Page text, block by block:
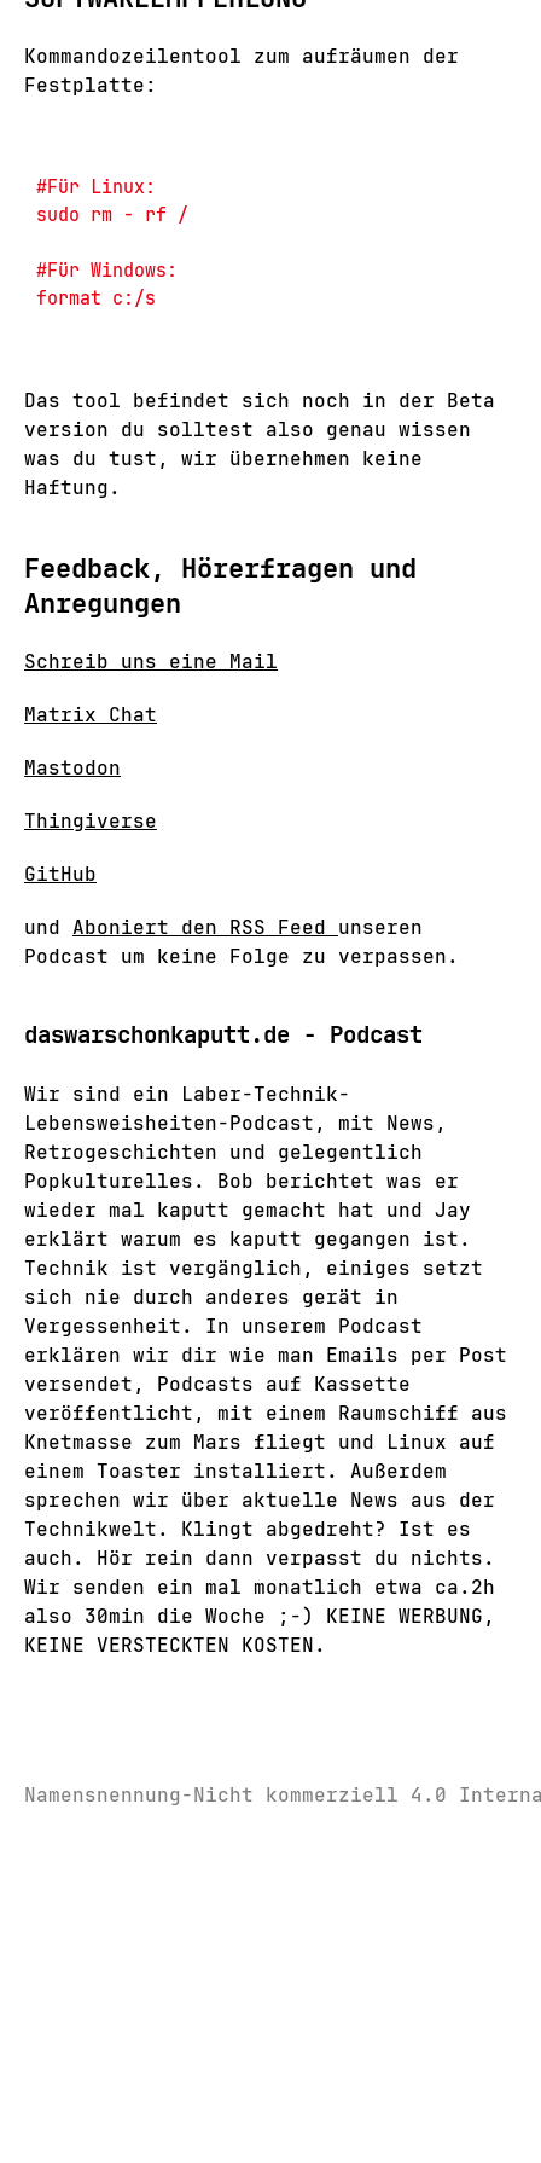
Kommandozeilentool zum aufräumen der
Festplatte:
#Für Linux:
sudo rm - rf /
#Für Windows:
Das tool befindet sich noch in der Beta
version du solltest also genau wissen
was du tust, wir übernehmen keine
Haftung.
Feedback, Hörerfragen und
Anregungen
Schreib uns eine Mail
Matrix Chat
Mastodon
Thingiverse
GitHub
und Aboniert den RSS Feed unseren
Podcast um keine Folge zu verpassen.
daswarschonkaputt.de - Podcast
Wir sind ein Laber-Technik-
Lebensweisheiten-Podcast, mit News,
Retrogeschichten und gelegentlich
Popkulturelles. Bob berichtet was er
wieder mal kaputt gemacht hat und Jay
erklärt warum es kaputt gegangen ist.
Technik ist vergänglich, einiges setzt
sich nie durch anderes gerät in
Vergessenheit. In unserem Podcast
erklären wir dir wie man Emails per Post
versendet, Podcasts auf Kassette
veröffentlicht, mit einem Raumschiff aus
Knetmasse zum Mars fliegt und Linux auf
einem Toaster installiert. Außerdem
sprechen wir über aktuelle News aus der
Technikwelt. Klingt abgedreht? Ist es
auch. Hör rein dann verpasst du nichts.
Wir senden ein mal monatlich etwa ca.2h
also 30min die Woche ;-) KEINE WERBUNG,
KEINE VERSTECKTEN KOSTEN.
Namensnennung-Nicht kommerziell 4.0